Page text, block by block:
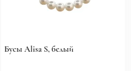
Бусы Alisa S, белый